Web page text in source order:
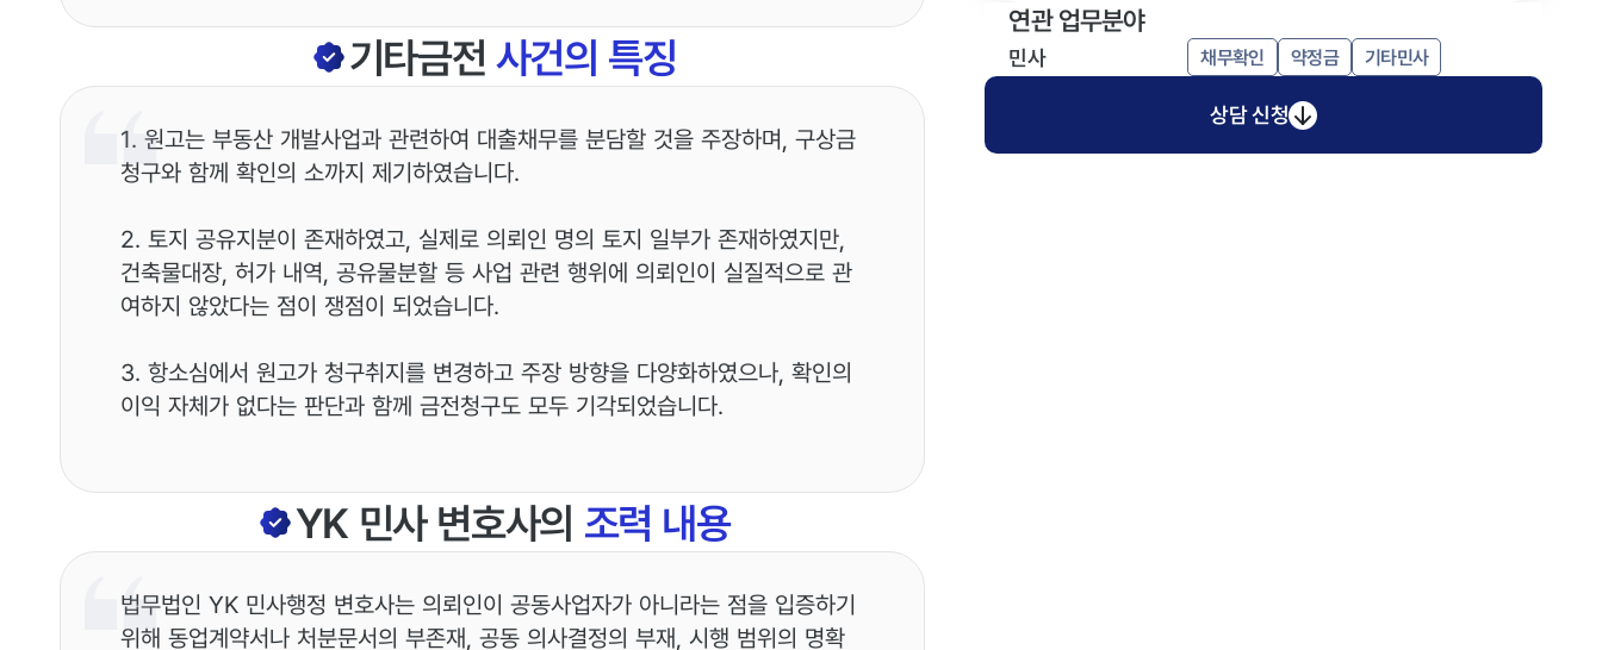
기타금전사건의 특징
1. 원고는 부동산 개발사업과 관련하여 대출채무를 분담할 것을 주장하며, 구상금
청구와 함께 확인의 소까지 제기하였습니다.
2. 토지 공유지분이 존재하였고, 실제로 의뢰인 명의 토지 일부가 존재하였지만,
건축물대장, 허가 내역, 공유물분할 등 사업 관련 행위에 의뢰인이 실질적으로 관
여하지 않았다는 점이 쟁점이 되었습니다.
3. 항소심에서 원고가 청구취지를 변경하고 주장 방향을 다양화하였으나, 확인의
이익 자체가 없다는 판단과 함께 금전청구도 모두 기각되었습니다.
YK 민사변호사의 조력 내용
법무법인 YK 민사행정 변호사는 의뢰인이 공동사업자가 아니라는 점을 입증하기
위해 동업계약서나 처분문서의 부존재, 공동 의사결정의 부재, 시행 범위의 명확
연관 업무분야
민사 채무확인 약정금 기타민사
상담 신청